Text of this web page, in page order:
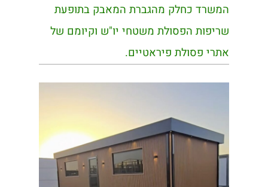
המשרד כחלק מהגברת המאבק בתופעת
שריפות הפסולת משטחי יו"ש וקיומם של
אתרי פסולת פיראטיים.